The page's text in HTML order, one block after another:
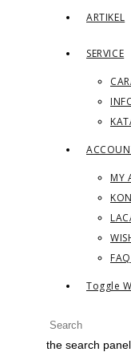
ARTIKEL
SERVICE
MY
FAQ
Toggle
the search panel.